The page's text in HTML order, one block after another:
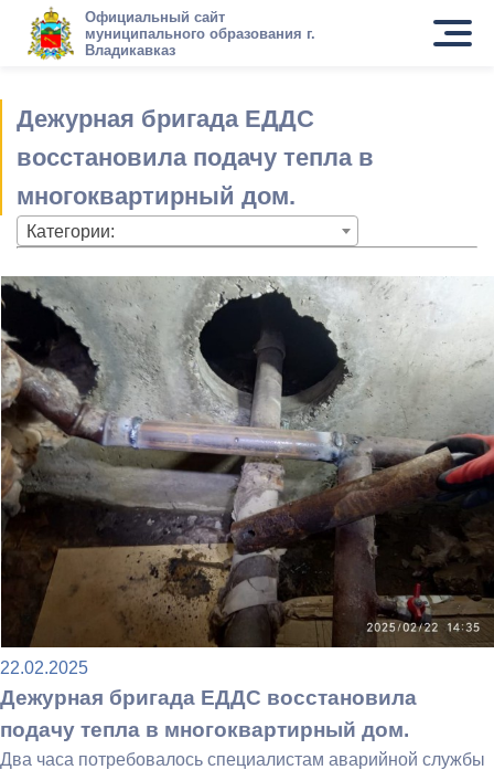
Официальный сайт
муниципального образования г.
Владикавказ
Дежурная бригада ЕДДС
восстановила подачу тепла в
многоквартирный дом.
Категории:
22.02.2025
Дежурная бригада ЕДДС восстановила
подачу тепла в многоквартирный дом.
Два часа потребовалось специалистам аварийной службы